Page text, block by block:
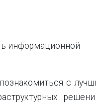
информационной
познакомиться с